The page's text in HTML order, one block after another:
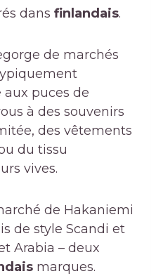
dans finlandais.
de marchés
puces de
à des souvenirs
des vêtements
du tissu
vives.
de Hakaniemi
de style Scandi et
Arabia – deux
marques.